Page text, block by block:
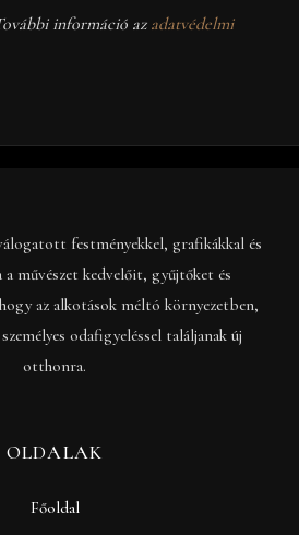
információ az adatvédelmi
festményekkel, grafikákkal és
a művészet kedvelőit, gyűjtőket és
az alkotások méltó környezetben,
odafigyeléssel találjanak új
otthonra.
OLDALAK
Főoldal